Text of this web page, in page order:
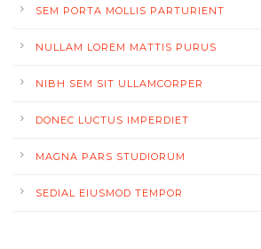
SEM PORTA MOLLIS PARTURIENT
NULLAM LOREM MATTIS PURUS
NIBH SEM SIT ULLAMCORPER
DONEC LUCTUS IMPERDIET
MAGNA PARS STUDIORUM
SEDIAL EIUSMOD TEMPOR